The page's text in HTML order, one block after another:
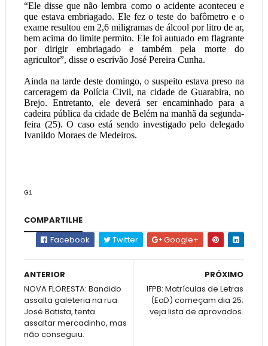
“Ele disse que não lembra como o acidente aconteceu e
que estava embriagado. Ele fez o teste do bafômetro e o
exame resultou em 2,6 miligramas de álcool por litro de ar,
bem acima do limite permito. Ele foi autuado em flagrante
por dirigir embriagado e também pela morte do
agricultor”, disse o escrivão José Pereira Cunha.
Ainda na tarde deste domingo, o suspeito estava preso na
carceragem da Polícia Civil, na cidade de Guarabira, no
Brejo. Entretanto, ele deverá ser encaminhado para a
cadeira pública da cidade de Belém na manhã da segunda-
feira (25). O caso está sendo investigado pelo delegado
Ivanildo Moraes de Medeiros.
G1
COMPARTILHE
Facebook
Twitter Google+
PRÓXIMO
IFPB: Matrículas de Letras
(EaD) começam dia 25;
veja lista de aprovados.
ANTERIOR
NOVA FLORESTA: Bandido
assalta galeteria na rua
José Batista, tenta
assaltar mercadinho, mas
não conseguiu.